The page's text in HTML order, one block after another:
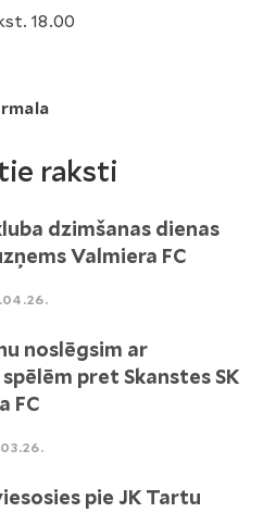
18.00
raksti
dzimšanas dienas
Valmiera FC
noslēgsim ar
pret Skanstes SK
FC
pie JK Tartu